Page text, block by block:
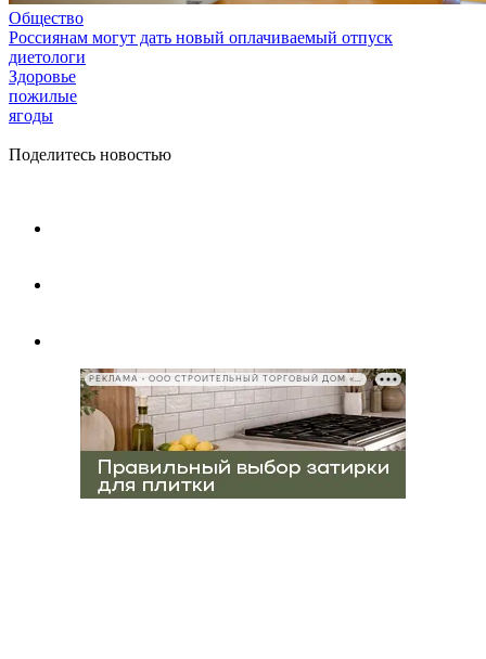
Общество
Россиянам могут дать новый оплачиваемый отпуск
диетологи
Здоровье
пожилые
ягоды
Поделитесь новостью
РЕКЛАМА • ООО СТРОИТЕЛЬНЫЙ ТОРГОВЫЙ ДОМ «ПЕТРОВИЧ», ИНН 7802348846